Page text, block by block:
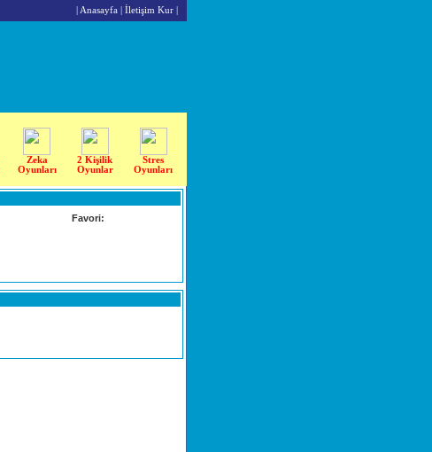
| Anasayfa | İletişim Kur |
Zeka
Oyunları
2 Kişilik
Oyunlar
Stres
Oyunları
Favori: